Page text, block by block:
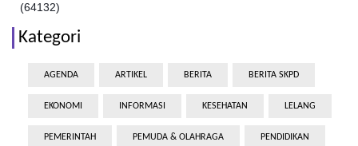
(64132)
Kategori
AGENDA ARTIKEL BERITA BERITA SKPD
EKONOMI INFORMASI KESEHATAN LELANG
PEMERINTAH PEMUDA & OLAHRAGA PENDIDIKAN